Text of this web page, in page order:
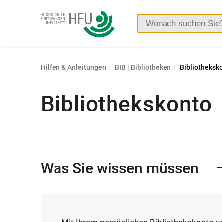
Hochschule
Furtwangen
Hilfen & Anleitungen BIB | Bibliotheken
Bibliothekskonto
Was Sie wissen müssen